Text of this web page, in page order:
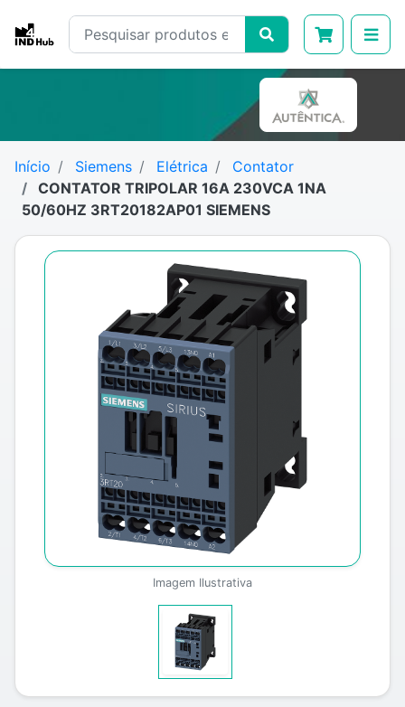
Início Siemens Elétrica
Contator
CONTATOR TRIPOLAR 16A 230VCA 1NA
50/60HZ 3RT20182AP01 SIEMENS
Imagem Ilustrativa